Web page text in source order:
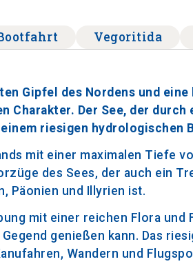
Vegoritida
Gipfel des Nordens und
Der See, der
riesigen hydrologischen
mit einer maximalen Tiefe
des Sees, der auch ein
Päonien und Illyrien ist.
mit einer reichen Flora und
genießen kann. Das
Wandern und